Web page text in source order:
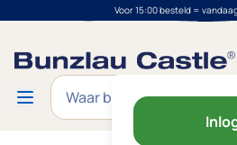
Voor 15:00 besteld =
Zoek